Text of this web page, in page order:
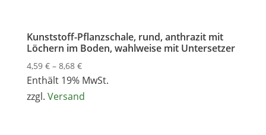
Kunststoff-Pflanzschale, rund, anthrazit mit
Löchern im Boden, wahlweise mit Untersetzer
4,59 € – 8,68 €Preisspanne:
4,59 €
bis
Enthält 19% MwSt.
zzgl. Versand